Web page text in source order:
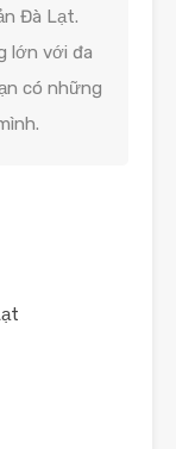
Đà Lạt.
lớn với đa
có những